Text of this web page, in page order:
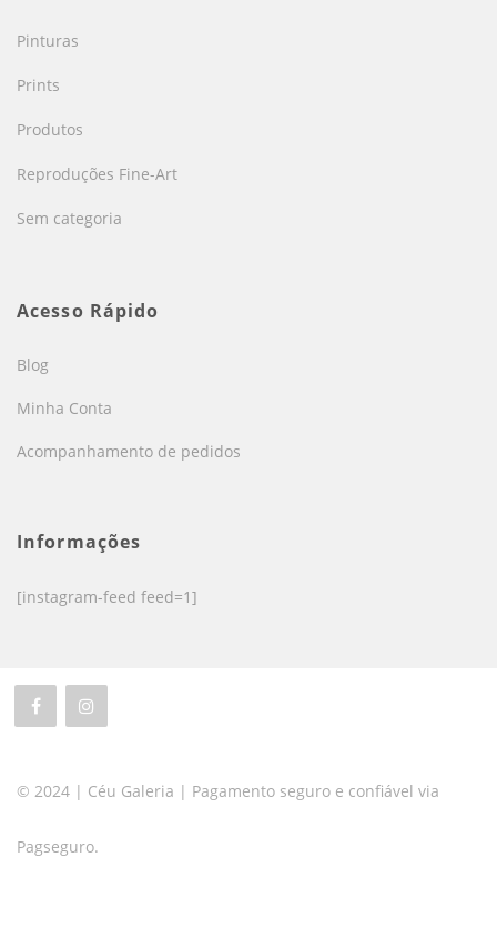
Pinturas
Prints
Produtos
Reproduções Fine-Art
Sem categoria
Acesso Rápido
Blog
Minha Conta
Acompanhamento de pedidos
Informações
[instagram-feed feed=1]
© 2024 | Céu Galeria | Pagamento seguro e confiável via
Pagseguro.